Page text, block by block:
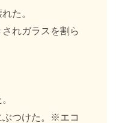
た。
れガラスを割ら
ぶつけた。※エコ